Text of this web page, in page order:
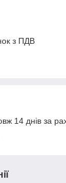
з ПДВ
14 днів за